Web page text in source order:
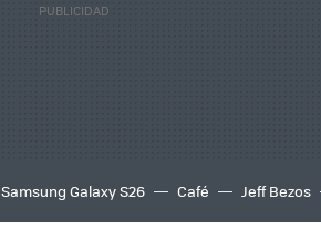
Samsung Galaxy S26 Café Jeff Bezos